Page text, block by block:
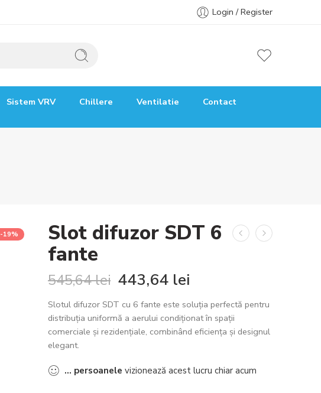
Login / Register
Sistem VRV Chillere Ventilatie Contact
-19% Slot difuzor SDT 6
fante
545,64lei 443,64 lei
Slotul difuzor SDT cu 6 fante este soluția perfectă pentru
distribuția uniformă a aerului condiționat în spații
comerciale și rezidențiale, combinând eficiența și designul
elegant.
... persoanele vizionează acest lucru chiar acum